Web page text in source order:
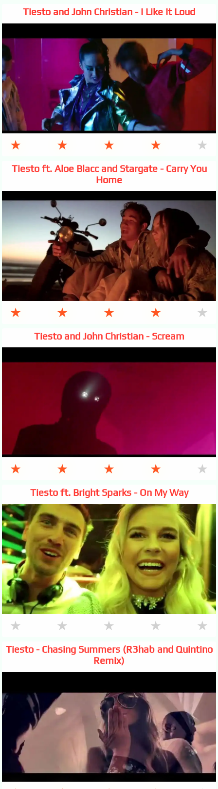
Tiesto and John Christian - I Like It Loud
★ ★ ★ ★ ★
Tiesto ft. Aloe Blacc and Stargate - Carry You
Home
★ ★ ★ ★ ★
Tiesto and John Christian - Scream
★ ★ ★ ★ ★
Tiesto ft. Bright Sparks - On My Way
★ ★ ★ ★ ★
Tiesto - Chasing Summers (R3hab and Quintino
Remix)